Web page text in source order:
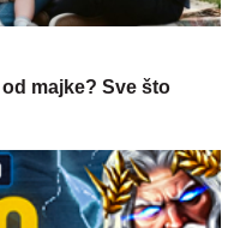
majke? Sve što